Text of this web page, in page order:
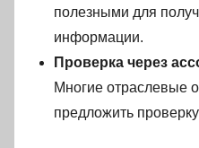
полезными для
информации.
Проверка через
Многие отраслевые
предложить